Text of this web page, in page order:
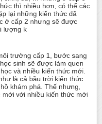
thì nhiều hơn, có thể các
lại những kiến thức đã
ở cấp 2 nhưng sẽ được
lượng k
trường cấp 1, bước sang
sinh sẽ được làm quen
và nhiều kiến thức mới.
là cả bầu trời kiến thức
khám phá. Thế nhưng,
mới với nhiều kiến thức mới